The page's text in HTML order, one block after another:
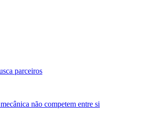
parceiros
não competem entre si